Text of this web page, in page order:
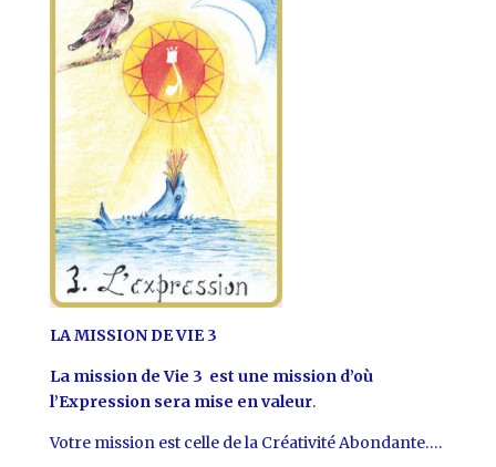
LA MISSION DE VIE 3
La mission de Vie 3 est une mission d’où
l’Expression sera mise en valeur.
Votre mission est celle de la Créativité Abondante….